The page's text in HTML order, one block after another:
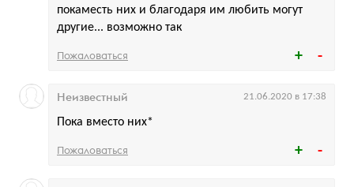
покаместь них и благодаря им любить могут
другие... возможно так
Пожаловаться
Пока вместо них*
Неизвестный 21.06.2020 в 17:38
Пожаловаться